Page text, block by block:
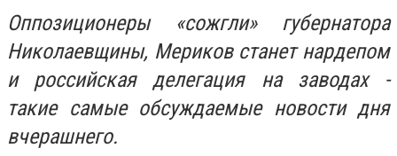
Оппозиционеры «сожгли» губернатора
Николаевщины, Мериков станет нардепом
и российская делегация на заводах -
такие самые обсуждаемые новости дня
вчерашнего.